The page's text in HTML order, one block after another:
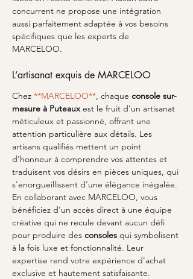
concurrent ne propose une intégration
aussi parfaitement adaptée à vos besoins
spécifiques que les experts de
MARCELOO.
L’artisanat exquis de MARCELOO
Chez **MARCELOO**, chaque console sur-
mesure à Puteaux est le fruit d'un artisanat
méticuleux et passionné, offrant une
attention particulière aux détails. Les
artisans qualifiés mettent un point
d'honneur à comprendre vos attentes et
traduisent vos désirs en pièces uniques, qui
s'enorgueillissent d'une élégance inégalée.
En collaborant avec MARCELOO, vous
bénéficiez d'un accès direct à une équipe
créative qui ne recule devant aucun défi
pour produire des consoles qui symbolisent
à la fois luxe et fonctionnalité. Leur
expertise rend votre expérience d'achat
exclusive et hautement satisfaisante.